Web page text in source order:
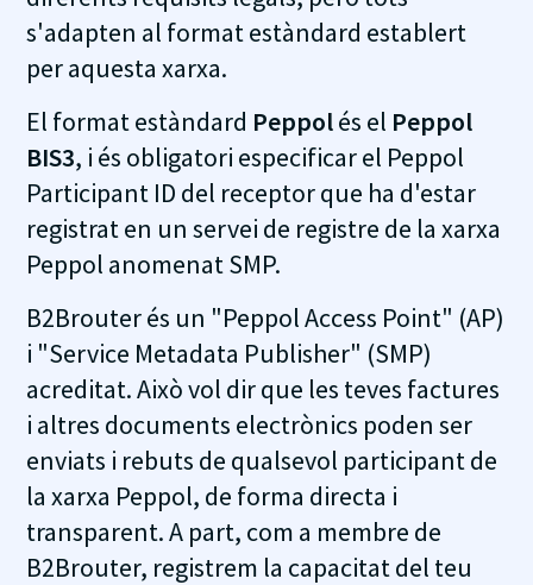
s'adapten al format estàndard establert
per aquesta xarxa.
El format estàndard Peppolés el Peppol
BIS3, i és obligatori especificar el Peppol
Participant ID del receptor que ha d'estar
registrat en un servei de registre de la xarxa
Peppol anomenat SMP.
B2Brouter és un "Peppol Access Point" (AP)
i "Service Metadata Publisher" (SMP)
acreditat. Això vol dir que les teves factures
i altres documents electrònics poden ser
enviats i rebuts de qualsevol participant de
la xarxa Peppol, de forma directa i
transparent. A part, com a membre de
B2Brouter, registrem la capacitat del teu